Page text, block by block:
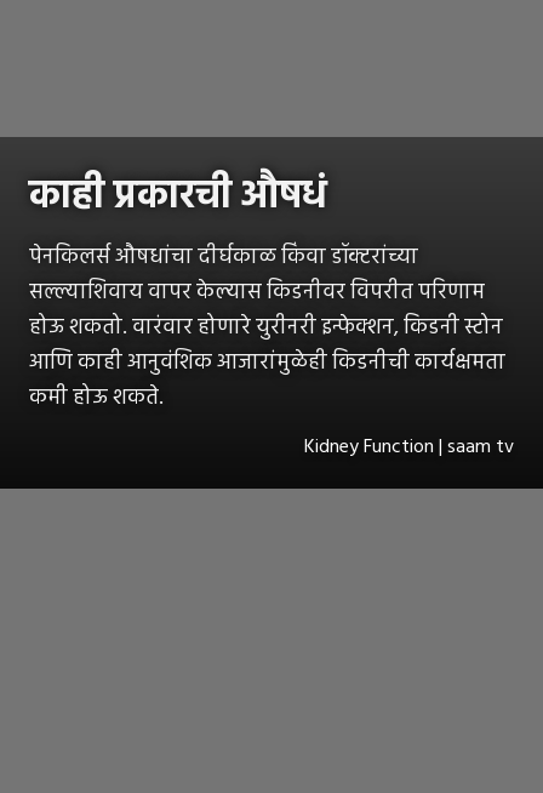
काही प्रकारची औषधं
पेनकिलर्स औषधांचा दीर्घकाळ किंवा डॉक्टरांच्या
सल्ल्याशिवाय वापर केल्यास किडनीवर विपरीत परिणाम
होऊ शकतो. वारंवार होणारे युरीनरी इन्फेक्शन, किडनी स्टोन
आणि काही आनुवंशिक आजारांमुळेही किडनीची कार्यक्षमता
कमी होऊ शकते.
Kidney Function | saam tv